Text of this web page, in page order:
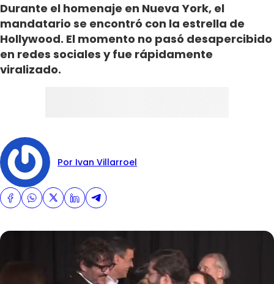
Durante el homenaje en Nueva York, el
mandatario se encontró con la estrella de
Hollywood. El momento no pasó desapercibido
en redes sociales y fue rápidamente
viralizado.
Por Ivan Villarroel